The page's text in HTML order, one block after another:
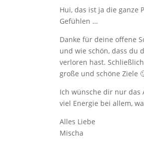
Hui, das ist ja die ganze
Gefühlen …
Danke für deine offene
und wie schön, dass du
verloren hast.
große und schöne Ziele
Ich wünsche dir nur das
viel Energie bei allem,
Alles Liebe
Mischa